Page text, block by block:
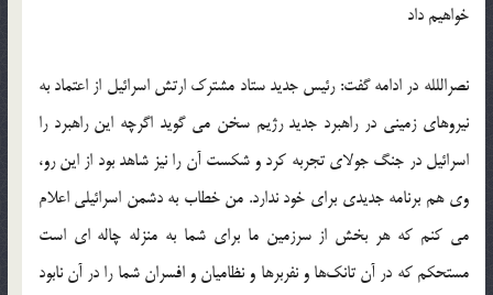
خواهیم داد
نصراللله در ادامه گفت: رئیس جدید ستاد مشترک ارتش اسرائیل از اعتماد به
نیروهای زمینی در راهبرد جدید رژیم سخن می گوید اگرچه این راهبرد را
اسرائیل در جنگ جولای تجربه کرد و شکست آن را نیز شاهد بود از این رو،
وی هم برنامه جدیدی برای خود ندارد.‬‎ من خطاب به دشمن اسرائیلی اعلام
می کنم که هر بخش از سرزمین ما برای شما به منزله چاله ای است
مستحکم که در آن تانک‌ها و نفربرها و نظامیان و افسران شما را در آن نابود